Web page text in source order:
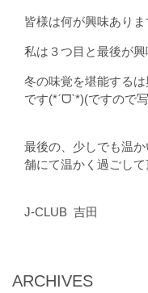
皆様は何が興味ありま
私は３つ目と最後が興
冬の味覚を堪能する
です(*ˊᗜˋ*)(ですので
最後の、少しでも温
舗にて温かく過ごして
J-CLUB 吉田
ARCHIVES